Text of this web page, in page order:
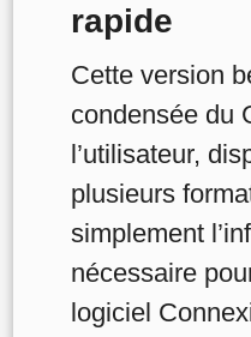
rapide
Cette version
condensée du
l’utilisateur,
plusieurs
simplement
nécessaire
logiciel